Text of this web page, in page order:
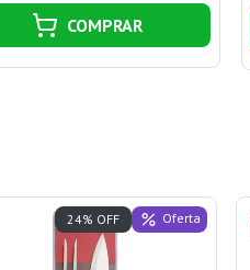
COMPRAR
24% OFF Oferta